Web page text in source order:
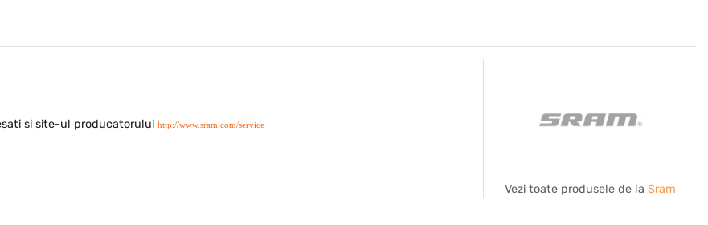
si site-ul producatorului http://www.sram.com/service
Vezi toate produsele de la Sram